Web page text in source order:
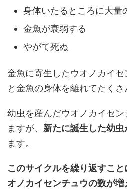
身体いたるところに大量
金魚が衰弱する
やがて死ぬ
金魚に寄生したウオノカイ
と金魚の身体を離れてたくさ
幼虫を産んだウオノカイセ
ますが、 新たに誕生した幼
ます。
このサイクルを繰り返すこ
オノカイセンチュウの数が増